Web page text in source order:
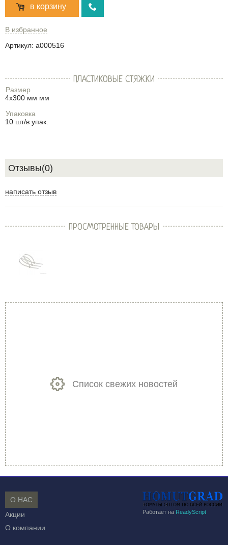
в корзину
В избранное
Артикул: a000516
ПЛАСТИКОВЫЕ СТЯЖКИ
Размер
4х300 мм мм
Упаковка
10 шт/в упак.
Отзывы(0)
написать отзыв
ПРОСМОТРЕННЫЕ ТОВАРЫ
Список свежих новостей
Работает на ReadyScript
О НАС
Акции
О компании